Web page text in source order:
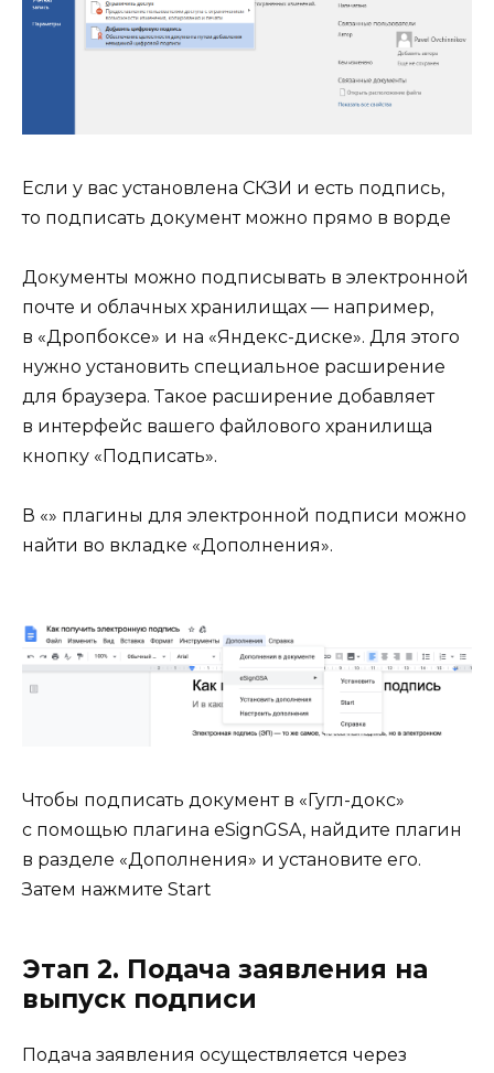
Если у вас установлена СКЗИ и есть подпись,
то подписать документ можно прямо в ворде
Документы можно подписывать в электронной
почте и облачных хранилищах — например,
в «Дропбоксе» и на «Яндекс-диске». Для этого
нужно установить специальное расширение
для браузера. Такое расширение добавляет
в интерфейс вашего файлового хранилища
кнопку «Подписать».
В «» плагины для электронной подписи можно
найти во вкладке «Дополнения».
Чтобы подписать документ в «Гугл⁠-⁠докс»
с помощью плагина eSignGSA, найдите плагин
в разделе «Дополнения» и установите его.
Затем нажмите Start
Этап 2. Подача заявления на
выпуск подписи
Подача заявления осуществляется через